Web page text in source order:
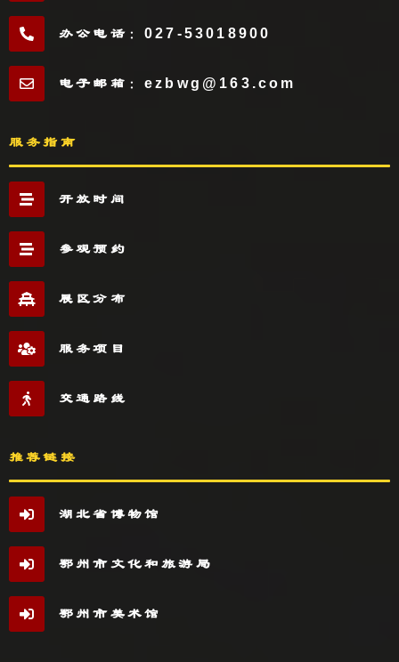
办公电话：027-53018900
电子邮箱：ezbwg@163.com
服务指南
开放时间
参观预约
展区分布
服务项目
交通路线
推荐链接
湖北省博物馆
鄂州市文化和旅游局
鄂州市美术馆